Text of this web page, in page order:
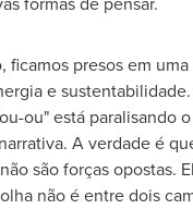
ficamos presos em
e sustentabilidade.
ou" está paralisando
A verdade é
são forças opostas.
não é entre dois